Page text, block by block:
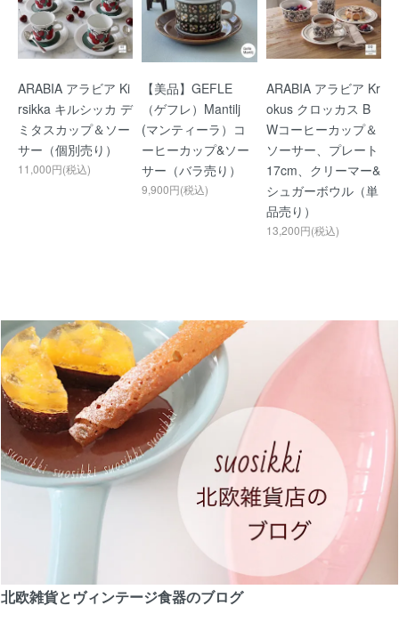
ARABIA アラビア Ki
rsikka キルシッカ デ
ミタスカップ＆ソー
サー（個別売り）
11,000円(税込)
【美品】GEFLE
（ゲフレ）Mantilj
(マンティーラ）コ
ーヒーカップ&ソー
サー（バラ売り）
9,900円(税込)
ARABIA アラビア Kr
okus クロッカス B
Wコーヒーカップ＆
ソーサー、プレート
17cm、クリーマー&
シュガーボウル（単
品売り）
13,200円(税込)
北欧雑貨とヴィンテージ食器のブログ